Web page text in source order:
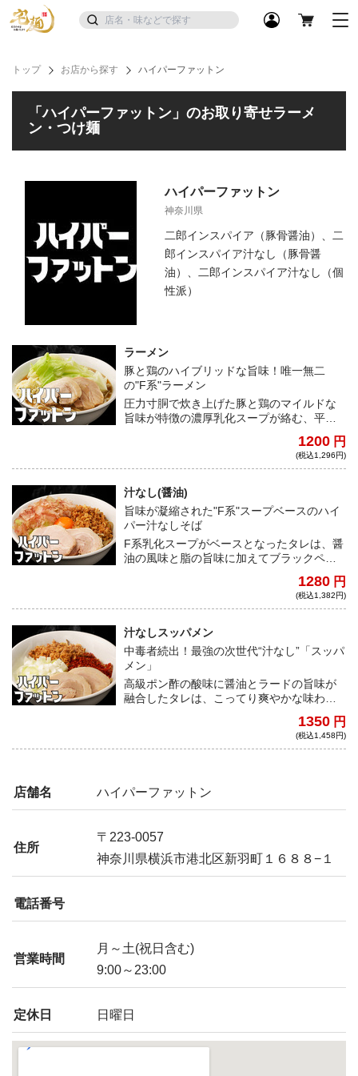
トップ お店から探す ハイパーファットン
「ハイパーファットン」のお取り寄せラーメ
ン・つけ麺
ハイパーファットン
神奈川県
二郎インスパイア（豚骨醤油）、二
郎インスパイア汁なし（豚骨醤
油）、二郎インスパイア汁なし（個
性派）
ラーメン
豚と鶏のハイブリッドな旨味！唯一無二
の"F系"ラーメン
圧力寸胴で炊き上げた豚と鶏のマイルドな
旨味が特徴の濃厚乳化スープが絡む、平打
食べ応え抜群。これぞハイパーな進化を遂
1200 円
(税込1,296円)
汁なし(醤油)
旨味が凝縮された"F系"スープベースのハイ
パー汁なしそば
F系乳化スープがベースとなったタレは、醤
油の風味と脂の旨味に加えてブラックペッ
小麦の香りを直に感じられるF系汁なしが宅
1280 円
(税込1,382円)
汁なしスッパメン
中毒者続出！最強の次世代“汁なし”「スッパ
メン」
高級ポン酢の酸味に醤油とラードの旨味が
融合したタレは、こってり爽やかな味わ
に、唐辛子の風味など分厚い味の層が重な
1350 円
(税込1,458円)
店舗名 ハイパーファットン
住所
〒223-0057
神奈川県横浜市港北区新羽町１６８８−１
電話番号
営業時間
月～土(祝日含む)
9:00～23:00
定休日 日曜日